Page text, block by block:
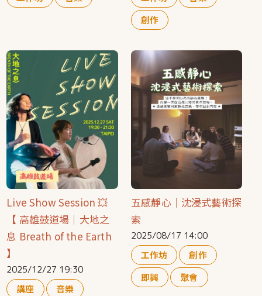
創作
Live Show Session 💥
【 高雄鼓道場｜大地之
息 Breath of the Earth
】
2025/12/27 19:30
講座
音樂
五感靜心｜沈浸式藝術探
索
2025/08/17 14:00
工作坊
創作
即興
聚會